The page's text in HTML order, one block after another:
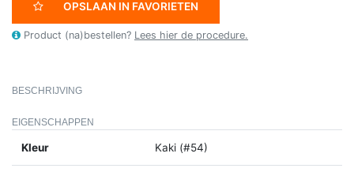
OPSLAAN IN FAVORIETEN
Product (na)bestellen? Lees hier de procedure.
BESCHRIJVING
EIGENSCHAPPEN
Kleur Kaki (#54)